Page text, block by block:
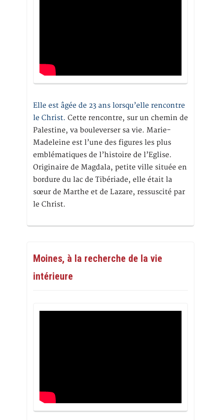
Elle est âgée de 23 ans lorsqu’elle rencontre
le Christ. Cette rencontre, sur un chemin de
Palestine, va bouleverser sa vie. Marie-
Madeleine est l’une des figures les plus
emblématiques de l’histoire de l’Eglise.
Originaire de Magdala, petite ville située en
bordure du lac de Tibériade, elle était la
sœur de Marthe et de Lazare, ressuscité par
le Christ.
Moines, à la recherche de la vie
intérieure